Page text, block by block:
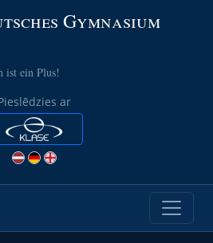
Gymnasium
ist ein Plus!
ar